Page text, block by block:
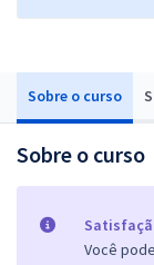
Sobre o curso
Sobre o curso
Você